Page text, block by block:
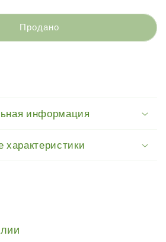
Продано
информация
характеристики